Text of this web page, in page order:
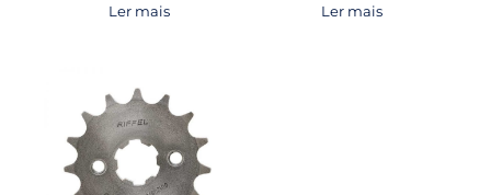
Ler mais Ler mais